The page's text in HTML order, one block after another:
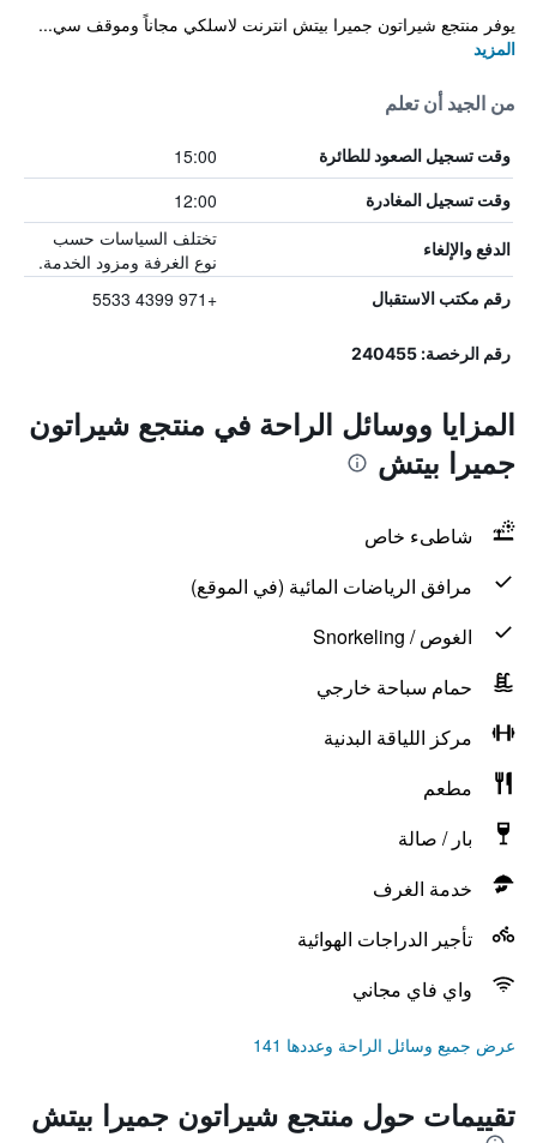
يوفر منتجع شيراتون جميرا بيتش انترنت لاسلكي مجاناً وموقف سي...
المزيد
من الجيد أن تعلم
وقت تسجيل الصعود للطائرة 15:00
وقت تسجيل المغادرة 12:00
الدفع والإلغاء
تختلف السياسات حسب
نوع الغرفة ومزود الخدمة.
رقم مكتب الاستقبال +971 4399 5533
رقم الرخصة: 240455
المزايا ووسائل الراحة في منتجع شيراتون
جميرا بيتش
شاطىء خاص
مرافق الرياضات المائية (في الموقع)
الغوص / Snorkeling
حمام سباحة خارجي
مركز اللياقة البدنية
مطعم
بار / صالة
خدمة الغرف
تأجير الدراجات الهوائية
واي فاي مجاني
عرض جميع وسائل الراحة وعددها 141
تقييمات حول منتجع شيراتون جميرا بيتش